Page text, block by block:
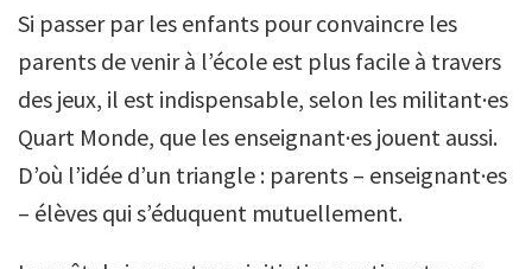
Si passer par les enfants pour convaincre les
parents de venir à l’école est plus facile à travers
des jeux, il est indispensable, selon les militant·es
Quart Monde, que les enseignant·es jouent aussi.
D’où l’idée d’un triangle : parents – enseignant·es
– élèves qui s’éduquent mutuellement.